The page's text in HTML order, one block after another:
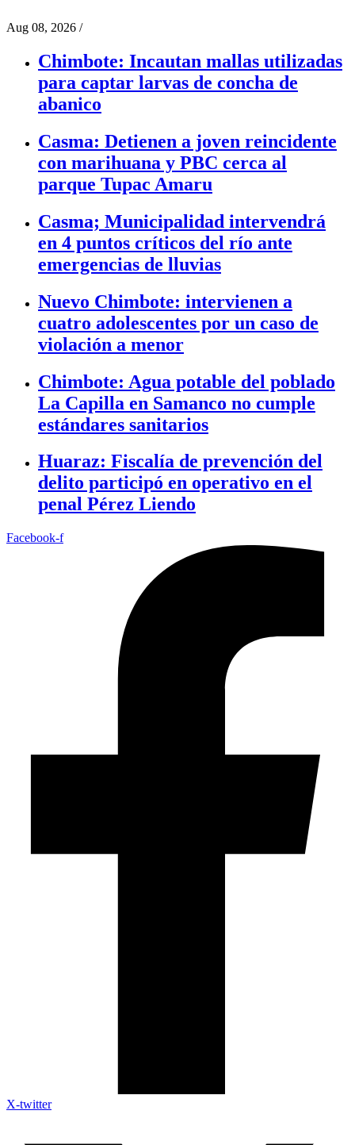
Aug 08, 2026 /
Chimbote: Incautan mallas utilizadas
para captar larvas de concha de
abanico
Casma: Detienen a joven reincidente
con marihuana y PBC cerca al
parque Tupac Amaru
Casma; Municipalidad intervendrá
en 4 puntos críticos del río ante
emergencias de lluvias
Nuevo Chimbote: intervienen a
cuatro adolescentes por un caso de
violación a menor
Chimbote: Agua potable del poblado
La Capilla en Samanco no cumple
estándares sanitarios
Huaraz: Fiscalía de prevención del
delito participó en operativo en el
penal Pérez Liendo
Facebook-f
X-twitter